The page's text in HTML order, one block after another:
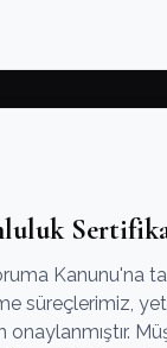
Kanunu'na
süreçlerimiz,
onaylanmıştır.